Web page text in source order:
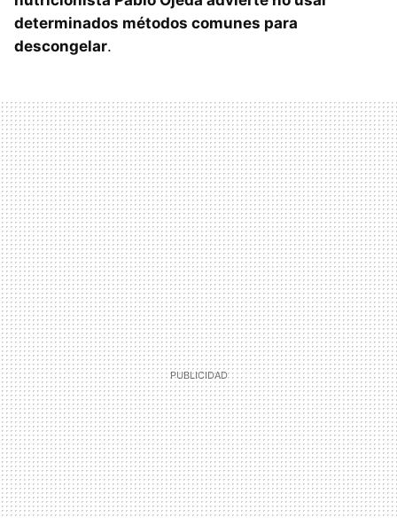
determinados métodos comunes para
descongelar.